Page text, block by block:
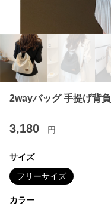
2wayバッグ 手提げ背
3,180 円
サイズ
フリーサイズ
カラー